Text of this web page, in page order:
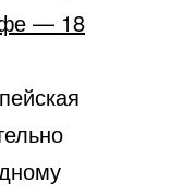
— 18